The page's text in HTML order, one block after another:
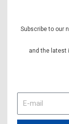
Subscribe to our
and the latest
mail